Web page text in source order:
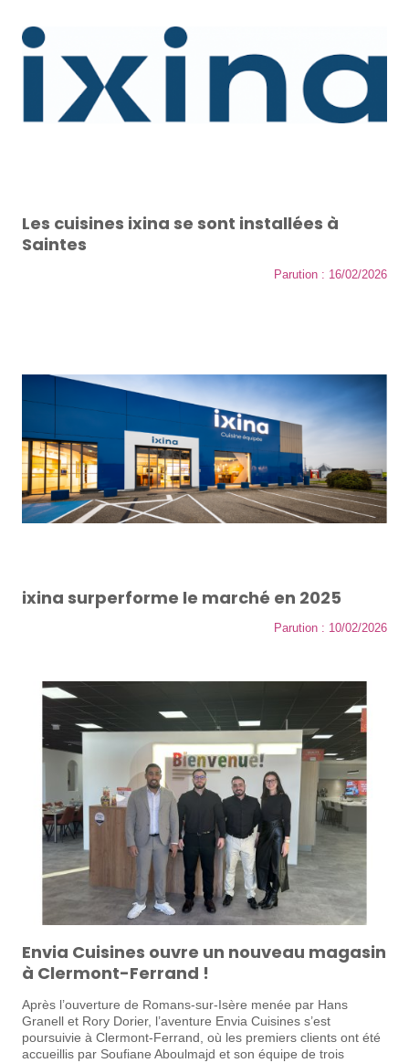
Les cuisines ixina se sont installées à
Saintes
Parution : 16/02/2026
ixina surperforme le marché en 2025
Parution : 10/02/2026
Envia Cuisines ouvre un nouveau magasin
à Clermont-Ferrand !
Après l’ouverture de Romans-sur-Isère menée par Hans
Granell et Rory Dorier, l’aventure Envia Cuisines s’est
poursuivie à Clermont-Ferrand, où les premiers clients ont été
accueillis par Soufiane Aboulmajd et son équipe de trois